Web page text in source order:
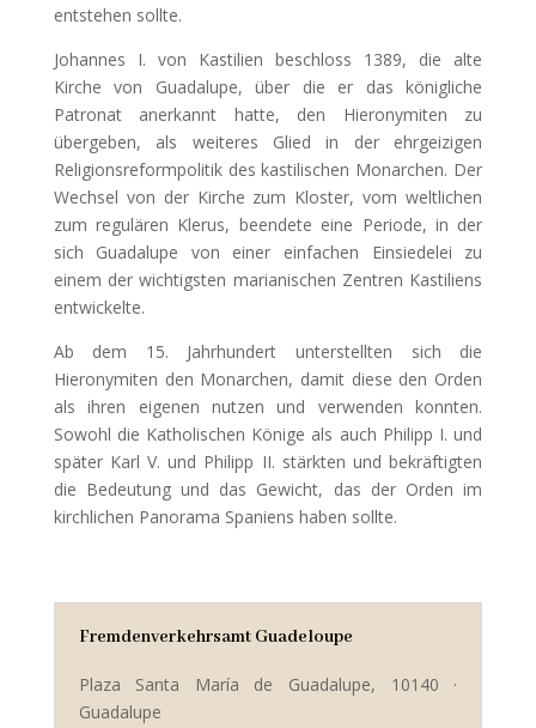
entstehen sollte.
Johannes I. von Kastilien beschloss 1389, die alte
Kirche von Guadalupe, über die er das königliche
Patronat anerkannt hatte, den Hieronymiten zu
übergeben, als weiteres Glied in der ehrgeizigen
Religionsreformpolitik des kastilischen Monarchen. Der
Wechsel von der Kirche zum Kloster, vom weltlichen
zum regulären Klerus, beendete eine Periode, in der
sich Guadalupe von einer einfachen Einsiedelei zu
einem der wichtigsten marianischen Zentren Kastiliens
entwickelte.
Ab dem 15. Jahrhundert unterstellten sich die
Hieronymiten den Monarchen, damit diese den Orden
als ihren eigenen nutzen und verwenden konnten.
Sowohl die Katholischen Könige als auch Philipp I. und
später Karl V. und Philipp II. stärkten und bekräftigten
die Bedeutung und das Gewicht, das der Orden im
kirchlichen Panorama Spaniens haben sollte.
Fremdenverkehrsamt Guadeloupe
Plaza Santa María de Guadalupe, 10140 ·
Guadalupe